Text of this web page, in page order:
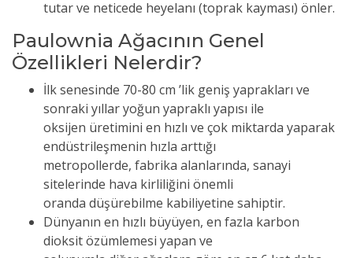
tutar ve neticede heyelanı (toprak kayması) önler.
Paulownia Ağacının Genel
Özellikleri Nelerdir?
İlk senesinde 70-80 cm ’lik geniş yaprakları ve
sonraki yıllar yoğun yapraklı yapısı ile
oksijen üretimini en hızlı ve çok miktarda yaparak
endüstrileşmenin hızla arttığı
metropollerde, fabrika alanlarında, sanayi
sitelerinde hava kirliliğini önemli
oranda düşürebilme kabiliyetine sahiptir.
Dünyanın en hızlı büyüyen, en fazla karbon
dioksit özümlemesi yapan ve